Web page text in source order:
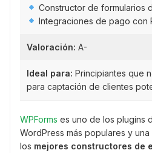
Constructor de formularios
Integraciones de pago con
Valoración: A-
Ideal para: Principiantes que
para captación de clientes
WPForms es uno de los plugins
WordPress más populares y
los mejores constructores de